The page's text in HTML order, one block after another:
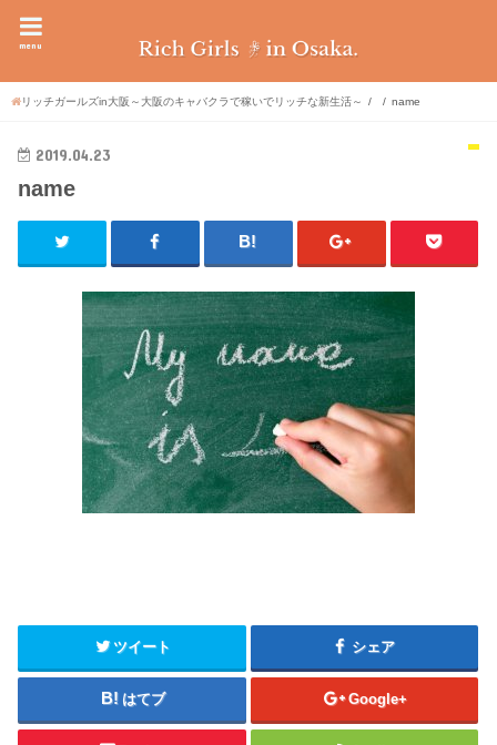
menu
リッチガールズin大阪～大阪のキャバクラで稼いでリッチな新生活～ name
2019.04.23
name
ツイート シェア
はてブ Google+